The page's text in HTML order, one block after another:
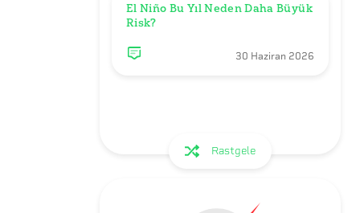
El Niño Bu Yıl Neden Daha Büyük
30 Haziran 2026
Rastgele